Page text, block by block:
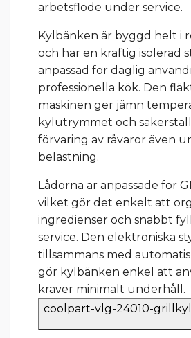
arbetsflöde under service.
Kylbänken är byggd helt i
och har en kraftig isolerad
anpassad för daglig
professionella kök. Den
maskinen ger jämn
kylutrymmet och
förvaring av råvaror även
belastning.
Lådorna är anpassade för
vilket gör det enkelt att
ingredienser och snabbt
service. Den elektroniska
tillsammans med
gör kylbänken enkel att
kräver minimalt underhåll.
coolpart-vlg-24010-